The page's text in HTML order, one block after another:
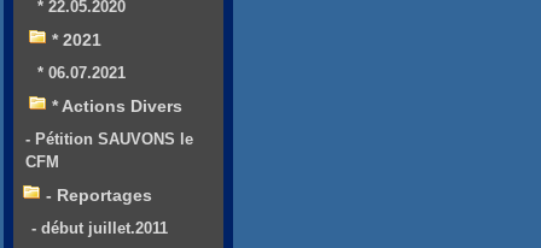
* 22.05.2020
* 2021
* 06.07.2021
* Actions Divers
- Pétition SAUVONS le
CFM
- Reportages
- début juillet.2011